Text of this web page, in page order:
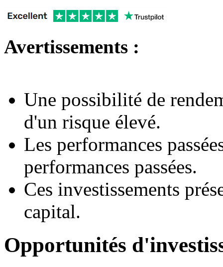
Avertissements :
Une possibilité de
d'un risque élevé.
Les performances
performances passées.
Ces investissements
capital.
Opportunités